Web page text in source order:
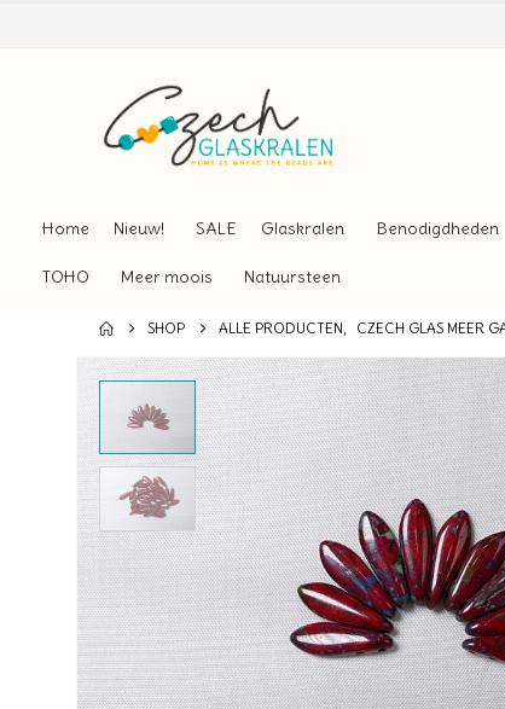
Home Nieuw! SALE Glaskralen Benodigdheden
TOHO Meer moois Natuursteen
SHOP ALLE PRODUCTEN, CZECH GLAS MEER